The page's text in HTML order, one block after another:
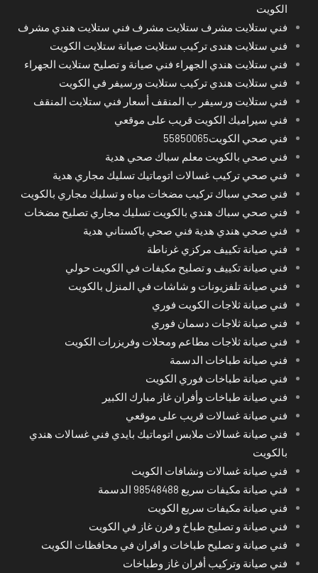
الكويت
فني ستلايت مشرف ستلايت مشرف فني ستلايت هندي مشرف
فني ستلايت هندى تركيب ستلايت صيانة ستلايت الكويت
فني ستلايت هندي الجهراء فني صيانة و تصليح ستلايت الجهراء
فني ستلايت هندي تركيب ستلايت ورسيفر في الكويت
فني ستلايت ورسيفر ب المنقف أسعار فني ستلايت المنقف
فني سيراميك الكويت قريب على موقعي
فني صحي الكويت55850065
فني صحي بالكويت معلم سباك صحي هدية
فني صحي تركيب غسالات اتوماتيك تسليك مجاري هدية
فني صحي سباك تركيب مضخات مياه و تسليك مجاري بالكويت
فني صحي سباك هندي بالكويت تسليك مجاري تصليح مضخات
فني صحي هندي هدية فني صحي باكستاني هدية
فني صيانة تكييف مركزي غرناطة
فني صيانة تكييف و تصليح مكيفات في الكويت حولي
فني صيانة تلفزيونات و شاشات في المنزل بالكويت
فني صيانة ثلاجات الكويت فوري
فني صيانة ثلاجات دسمان فوري
فني صيانة ثلاجات مطاعم ومحلات وفريزرات الكويت
فني صيانة طباخات الدسمة
فني صيانة طباخات فوري الكويت
فني صيانة طباخات وأفران غاز مبارك الكبير
فني صيانة غسالات قريب على موقعي
فني صيانة غسالات ملابس اتوماتيك بايدي فني غسالات هندي
بالكويت
فني صيانة غسالات ونشافات الكويت
فني صيانة مكيفات سريع 98548488 الدسمة
فني صيانة مكيفات سريع الكويت
فني صيانة و تصليح طباخ و فرن غاز في الكويت
فني صيانة و تصليح طباخات و افران في محافظات الكويت
فني صيانة وتركيب أفران غاز وطباخات